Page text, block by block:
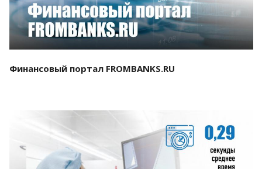
Финансовый портал FROMBANKS.RU